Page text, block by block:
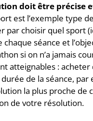
doit être précise
est l’exemple type
par choisir quel sport
séance et
si on n’a jamais
atteignables : acheter
de la séance, par
la plus proche de
de votre résolution.